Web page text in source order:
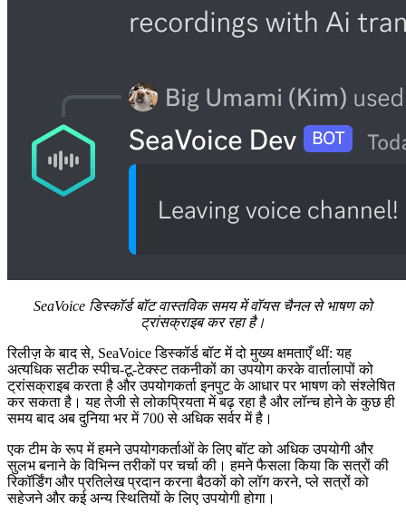
SeaVoice डिस्कॉर्ड बॉट वास्तविक समय में वॉयस चैनल से भाषण को
ट्रांसक्राइब कर रहा है।
रिलीज़ के बाद से, SeaVoice डिस्कॉर्ड बॉट में दो मुख्य क्षमताएँ थीं: यह
अत्यधिक सटीक स्पीच-टू-टेक्स्ट तकनीकों का उपयोग करके वार्तालापों को
ट्रांसक्राइब करता है और उपयोगकर्ता इनपुट के आधार पर भाषण को संश्लेषित
कर सकता है। यह तेजी से लोकप्रियता में बढ़ रहा है और लॉन्च होने के कुछ ही
समय बाद अब दुनिया भर में 700 से अधिक सर्वर में है।
एक टीम के रूप में हमने उपयोगकर्ताओं के लिए बॉट को अधिक उपयोगी और
सुलभ बनाने के विभिन्न तरीकों पर चर्चा की। हमने फैसला किया कि सत्रों की
रिकॉर्डिंग और प्रतिलेख प्रदान करना बैठकों को लॉग करने, प्ले सत्रों को
सहेजने और कई अन्य स्थितियों के लिए उपयोगी होगा।